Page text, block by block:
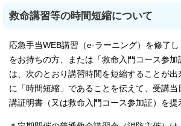
救命講習等の時間短縮について
応急手当WEB講習（e-ラーニング）を修了し
をお持ちの方、または「救命入門コース参
は、次のとおり講習時間を短縮することが
に「時間短縮」であることを伝えて、受講当
講証明書（又は救命入門コース参加証）を提